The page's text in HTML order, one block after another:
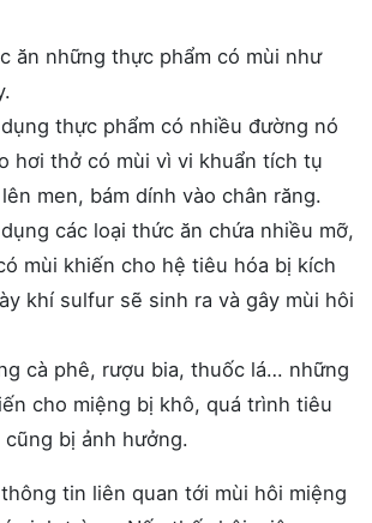
ăn những thực phẩm có mùi như
thực phẩm có nhiều đường nó
hơi thở có mùi vì vi khuẩn tích tụ
men, bám dính vào chân răng.
các loại thức ăn chứa nhiều mỡ,
mùi khiến cho hệ tiêu hóa bị kích
khí sulfur sẽ sinh ra và gây mùi hôi
cà phê, rượu bia, thuốc lá… những
cho miệng bị khô, quá trình tiêu
bị ảnh hưởng.
tin liên quan tới mùi hôi miệng